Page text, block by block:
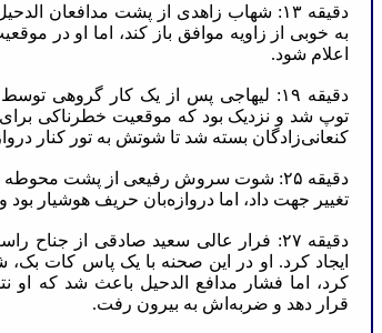
دقیقه ۱۳: شهاب زاهدی از پشت مدافعان
به خوبی از زاویه موافق باز کند، اما او در
اعلام شود.
دقیقه ۱۹: لیهاجی پس از یک کار گروهی
توپ شد و نزدیک بود که موقعیت خطرناکی برای
کنعانی‌زادگان بسته شد تا شوتش به تور کنار
دقیقه ۲۵: شوت سروش رفیعی از پشت
تغییر جهت داد، اما دروازه‌بان حریف هوشیار بود
دقیقه ۲۷: فرار عالی سعید صادقی از
ایجاد کرد. او در این صحنه با یک پاس کات
کرد، اما فشار مدافع الدحیل باعث شد که او
قرار دهد و ضربه‌اش به بیرون رفت.